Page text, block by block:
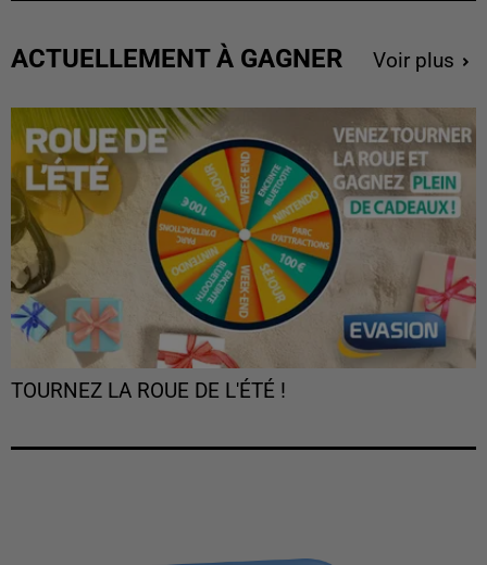
ACTUELLEMENT À GAGNER Voir plus
TOURNEZ LA ROUE DE L'ÉTÉ !